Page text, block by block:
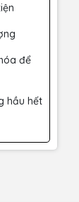
để
hầu hết